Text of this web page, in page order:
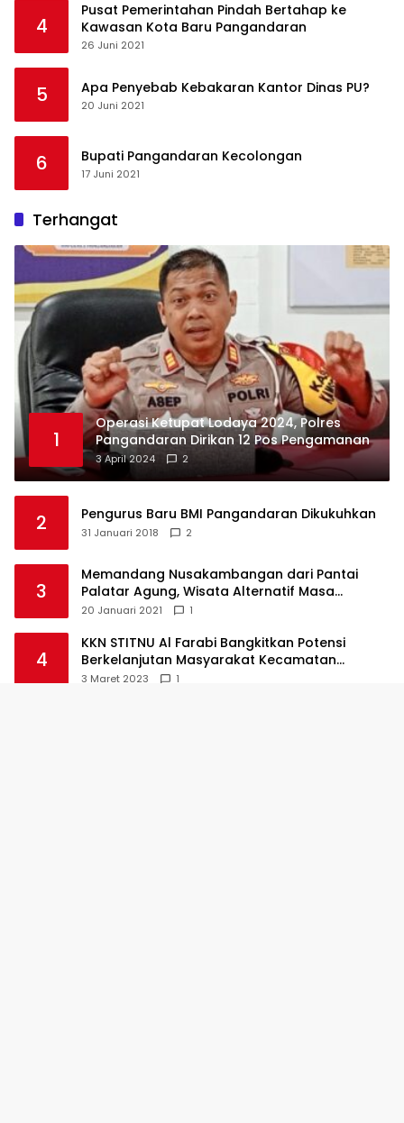
4
Pusat Pemerintahan Pindah Bertahap ke
Kawasan Kota Baru Pangandaran
26 Juni 2021
5 Apa Penyebab Kebakaran Kantor Dinas PU?
20 Juni 2021
6 Bupati Pangandaran Kecolongan
17 Juni 2021
Terhangat
1
Operasi Ketupat Lodaya 2024, Polres
Pangandaran Dirikan 12 Pos Pengamanan
3 April 2024 2
2 Pengurus Baru BMI Pangandaran Dikukuhkan
31 Januari 2018 2
3
Memandang Nusakambangan dari Pantai
Palatar Agung, Wisata Alternatif Masa
Pandemi
20 Januari 2021 1
4
KKN STITNU Al Farabi Bangkitkan Potensi
Berkelanjutan Masyarakat Kecamatan
Langkaplancar
3 Maret 2023 1